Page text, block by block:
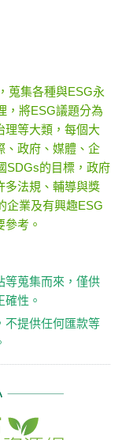
蒐集各種與ESG永
，將ESG議題分為
理等大類，每個大
、政府、媒體、企
SDGs的目標，政府
多法規、輔導與獎
企業及有興趣ESG
考。
等蒐集而來，僅供
性。
不提供任何匯款等